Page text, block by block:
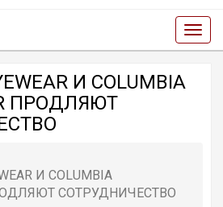
И COLUMBIA
ПРОДЛЯЮТ
И COLUMBIA
СОТРУДНИЧЕСТВО